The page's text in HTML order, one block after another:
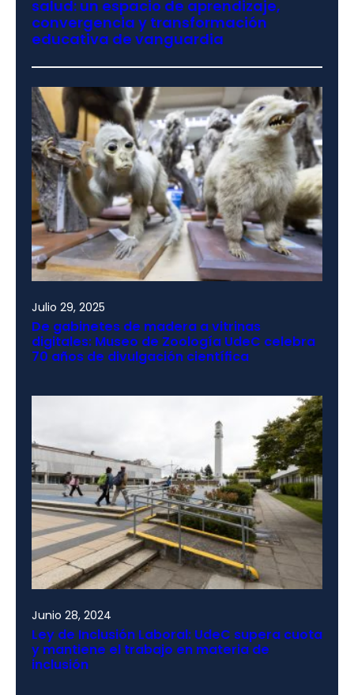
salud: un espacio de aprendizaje,
convergencia y transformación
educativa de vanguardia
Julio 29, 2025
De gabinetes de madera a vitrinas
digitales: Museo de Zoología UdeC celebra
70 años de divulgación científica
Junio 28, 2024
Ley de Inclusión Laboral: UdeC supera cuota
y mantiene el trabajo en materia de
inclusión